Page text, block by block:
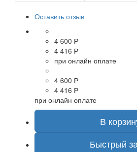
Оставить отзыв
4 600 Р
4 416 Р
при онлайн оплате
4 600 Р
4 416 Р
при онлайн оплате
В
Быстрый